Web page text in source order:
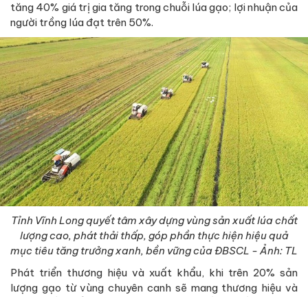
tăng 40% giá trị gia tăng trong chuỗi lúa gạo; lợi nhuận của
người trồng lúa đạt trên 50%.
Tỉnh Vĩnh Long quyết tâm xây dựng vùng sản xuất lúa chất
lượng cao, phát thải thấp, góp phần thực hiện hiệu quả
mục tiêu tăng trưởng xanh, bền vững của ĐBSCL - Ảnh: TL
Phát triển thương hiệu và xuất khẩu, khi trên 20% sản
lượng gạo từ vùng chuyên canh sẽ mang thương hiệu và